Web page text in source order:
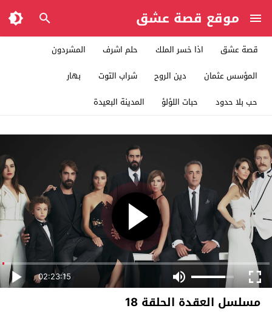
موقع قصة عشق
قصة عشق اذا خسر الملك حلم اشرف
المشردون
المؤسس عثمان
دين الروح شراب التوت
بهار
حب بلا حدود
حبات اللؤلؤ المدينة البعيدة
02:23:15
مسلسل العقدة الحلقة 18